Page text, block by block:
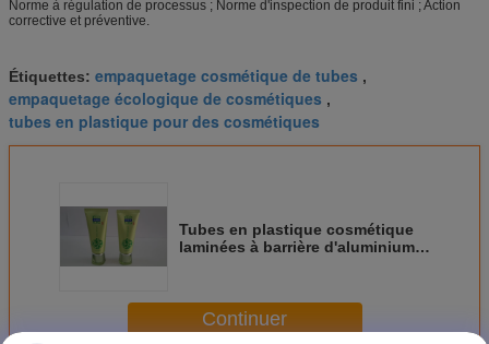
Norme à régulation de processus ; Norme d'inspection de produit fini ; Action
corrective et préventive.
Étiquettes: empaquetage cosmétique de tubes ,
empaquetage écologique de cosmétiques ,
tubes en plastique pour des cosmétiques
Tubes en plastique cosmétique
laminées à barrière d'aluminium
corporelles
Continuer